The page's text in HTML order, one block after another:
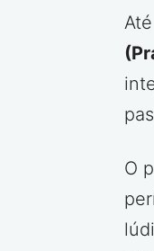
Até
O